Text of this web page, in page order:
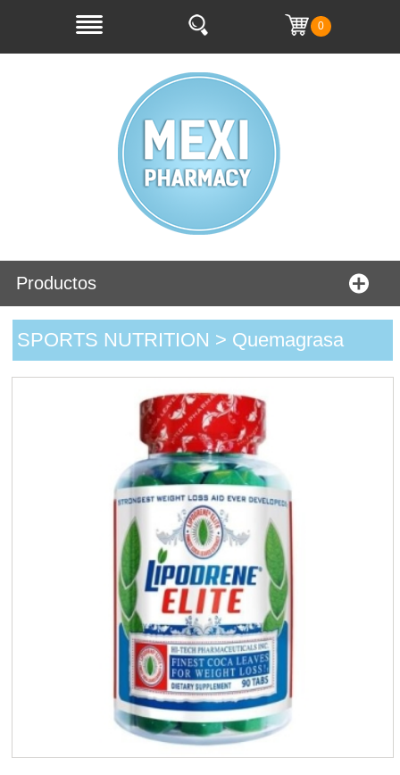
0
Productos
SPORTS NUTRITION > Quemagrasa